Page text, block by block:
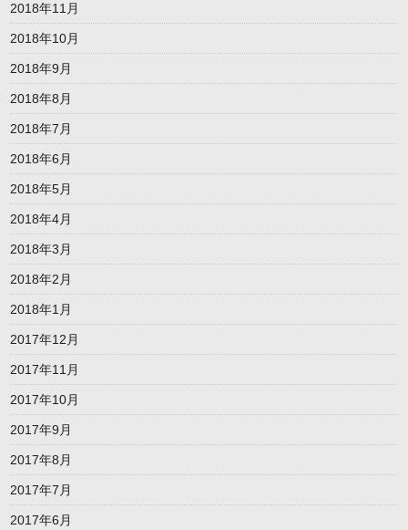
2018年11月
2018年10月
2018年9月
2018年8月
2018年7月
2018年6月
2018年5月
2018年4月
2018年3月
2018年2月
2018年1月
2017年12月
2017年11月
2017年10月
2017年9月
2017年8月
2017年7月
2017年6月